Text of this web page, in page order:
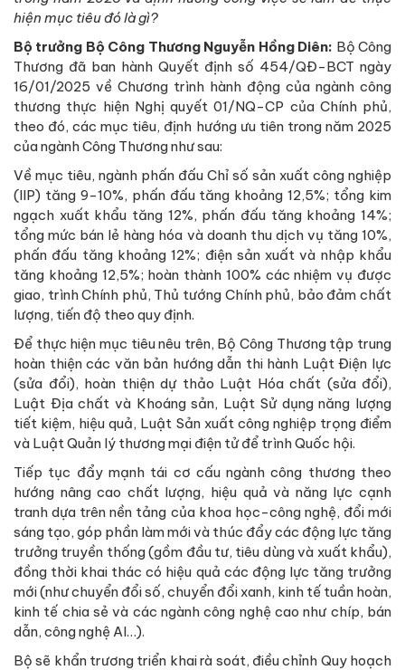
hiện mục tiêu đó là gì?
Bộ trưởng Bộ Công Thương Nguyễn Hồng Diên: Bộ Công
Thương đã ban hành Quyết định số 454/QĐ-BCT ngày
16/01/2025 về Chương trình hành động của ngành công
thương thực hiện Nghị quyết 01/NQ-CP của Chính phủ,
theo đó, các mục tiêu, định hướng ưu tiên trong năm 2025
của ngành Công Thương như sau:
Về mục tiêu, ngành phấn đấu Chỉ số sản xuất công nghiệp
(IIP) tăng 9-10%, phấn đấu tăng khoảng 12,5%; tổng kim
ngạch xuất khẩu tăng 12%, phấn đấu tăng khoảng 14%;
tổng mức bán lẻ hàng hóa và doanh thu dịch vụ tăng 10%,
phấn đấu tăng khoảng 12%; điện sản xuất và nhập khẩu
tăng khoảng 12,5%; hoàn thành 100% các nhiệm vụ được
giao, trình Chính phủ, Thủ tướng Chính phủ, bảo đảm chất
lượng, tiến độ theo quy định.
Để thực hiện mục tiêu nêu trên, Bộ Công Thương tập trung
hoàn thiện các văn bản hướng dẫn thi hành Luật Điện lực
(sửa đổi), hoàn thiện dự thảo Luật Hóa chất (sửa đổi),
Luật Địa chất và Khoáng sản, Luật Sử dụng năng lượng
tiết kiệm, hiệu quả, Luật Sản xuất công nghiệp trọng điểm
và Luật Quản lý thương mại điện tử để trình Quốc hội.
Tiếp tục đẩy mạnh tái cơ cấu ngành công thương theo
hướng nâng cao chất lượng, hiệu quả và năng lực cạnh
tranh dựa trên nền tảng của khoa học-công nghệ, đổi mới
sáng tạo, góp phần làm mới và thúc đẩy các động lực tăng
trưởng truyền thống (gồm đầu tư, tiêu dùng và xuất khẩu),
đồng thời khai thác có hiệu quả các động lực tăng trưởng
mới (như chuyển đổi số, chuyển đổi xanh, kinh tế tuần hoàn,
kinh tế chia sẻ và các ngành công nghệ cao như chíp, bán
dẫn, công nghệ AI…).
Bộ sẽ khẩn trương triển khai rà soát, điều chỉnh Quy hoạch